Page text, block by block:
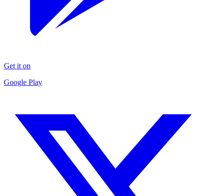
Get it on
Google Play